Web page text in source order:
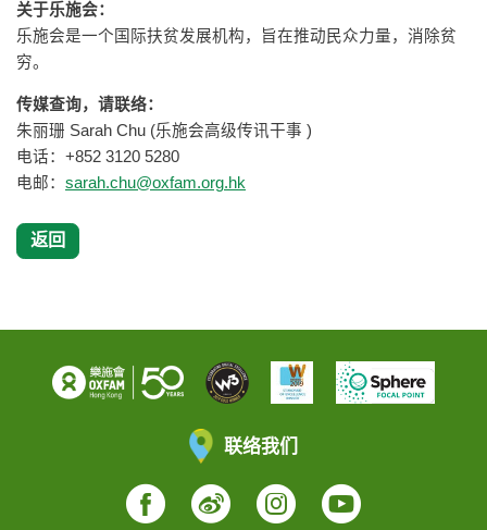
关于乐施会：
乐施会是一个国际扶贫发展机构，旨在推动民众力量，消除贫
穷。
传媒查询，请联络：
朱丽珊 Sarah Chu (乐施会高级传讯干事 )
电话：+852 3120 5280
电邮： sarah.chu@oxfam.org.hk
返回
联络我们